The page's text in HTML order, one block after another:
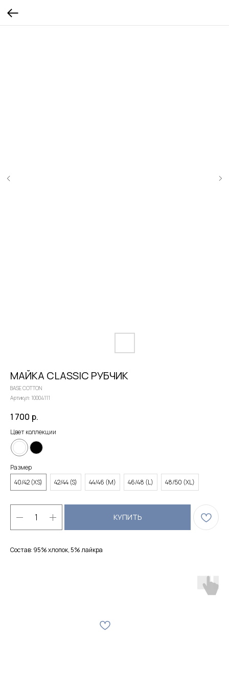
МАЙКА CLASSIC РУБЧИК
BASE COTTON
Артикул: 10004111
1 700 р.
Цвет коллекции
Размер
40/42 (XS)
42/44 (S) 44/46 (M) 46/48 (L) 48/50 (XL)
КУПИТЬ
Состав: 95% хлопок, 5% лайкра